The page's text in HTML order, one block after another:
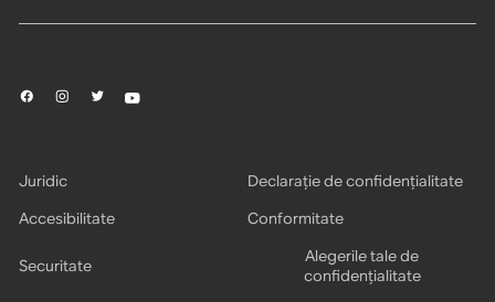
Juridic
Declarație de confidențialitate
Accesibilitate
Conformitate
Securitate
Alegerile tale de
confidențialitate